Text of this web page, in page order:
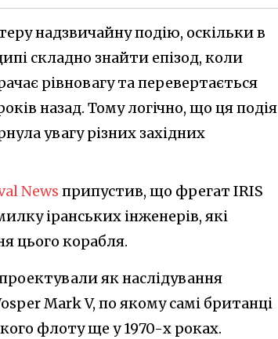
надзвичайну подію, оскільки в
складно знайти епізод, коли
рівновагу та перевертається
назад. Тому логічно, що ця подія
увагу різних західних
News припустив, що фрегат IRIS
іранських інженерів, які
цього корабля.
як наслідування
Mark V, по якому самі британці
флоту ще у 1970-х роках.